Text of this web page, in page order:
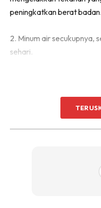
peningkatkan berat badan.
2. Minum air secukupnya,
sehari.